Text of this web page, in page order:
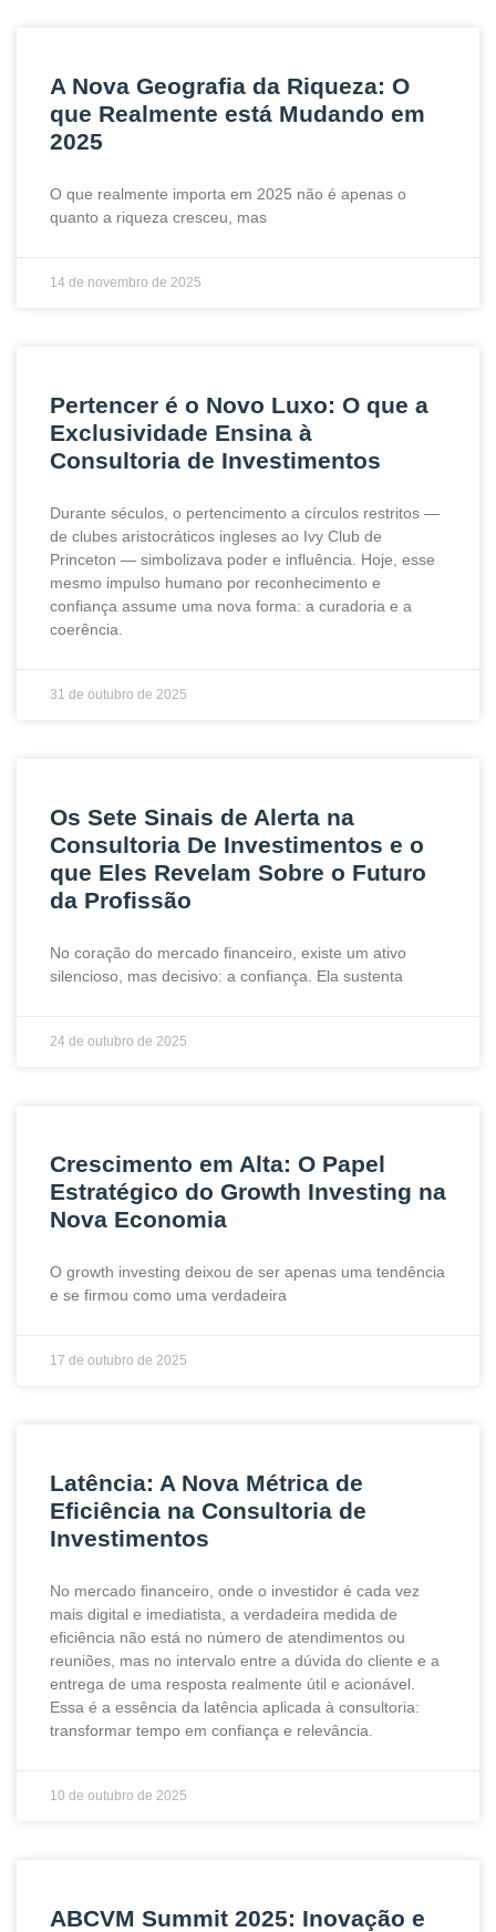
A Nova Geografia da Riqueza: O
que Realmente está Mudando em
2025
O que realmente importa em 2025 não é apenas o
quanto a riqueza cresceu, mas
14 de novembro de 2025
Pertencer é o Novo Luxo: O que a
Exclusividade Ensina à
Consultoria de Investimentos
Durante séculos, o pertencimento a círculos restritos —
de clubes aristocráticos ingleses ao Ivy Club de
Princeton — simbolizava poder e influência. Hoje, esse
mesmo impulso humano por reconhecimento e
confiança assume uma nova forma: a curadoria e a
coerência.
31 de outubro de 2025
Os Sete Sinais de Alerta na
Consultoria De Investimentos e o
que Eles Revelam Sobre o Futuro
da Profissão
No coração do mercado financeiro, existe um ativo
silencioso, mas decisivo: a confiança. Ela sustenta
24 de outubro de 2025
Crescimento em Alta: O Papel
Estratégico do Growth Investing na
Nova Economia
O growth investing deixou de ser apenas uma tendência
e se firmou como uma verdadeira
17 de outubro de 2025
Latência: A Nova Métrica de
Eficiência na Consultoria de
Investimentos
No mercado financeiro, onde o investidor é cada vez
mais digital e imediatista, a verdadeira medida de
eficiência não está no número de atendimentos ou
reuniões, mas no intervalo entre a dúvida do cliente e a
entrega de uma resposta realmente útil e acionável.
Essa é a essência da latência aplicada à consultoria:
transformar tempo em confiança e relevância.
10 de outubro de 2025
ABCVM Summit 2025: Inovação e